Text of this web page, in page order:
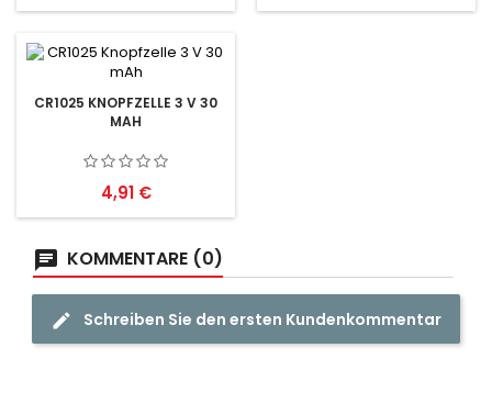
CR1025 KNOPFZELLE 3 V 30
MAH
Preis
4,91 €
KOMMENTARE (0)
Schreiben Sie den ersten Kundenkommentar